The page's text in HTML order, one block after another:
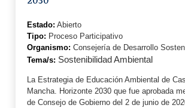
Estado: Abierto
Tipo: Proceso Participativo
Organismo: Consejería de Desarrollo
Tema/s: Sostenibilidad Ambiental
La Estrategia de Educación Ambiental de
Mancha. Horizonte 2030 que fue aprobada
de Consejo de Gobierno del 2 de junio de